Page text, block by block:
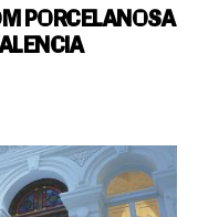
PORCELANOSA